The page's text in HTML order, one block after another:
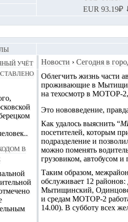
EUR 93.19₽
Новости › Сегодня в
Облегчить жизнь части
проживающие в
на техосмотр в МОТОР-2
Это нововведение,
Как удалось выяснить “
посетителей, которым
подразделение и
можно поменять
грузовиком, автобусом
Таким образом,
обслуживает 12
Мытищинский,
и средам МОТОР-2
14.00). В субботу всех
учёт
в